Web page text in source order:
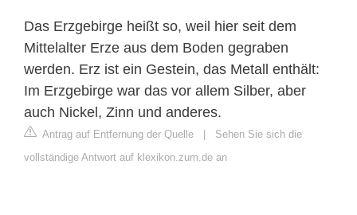
Das Erzgebirge heißt so, weil hier seit dem
Mittelalter Erze aus dem Boden gegraben
werden. Erz ist ein Gestein, das Metall enthält:
Im Erzgebirge war das vor allem Silber, aber
auch Nickel, Zinn und anderes.
Antrag auf Entfernung der Quelle
Sehen Sie sich die
vollständige Antwort auf klexikon.zum.de an